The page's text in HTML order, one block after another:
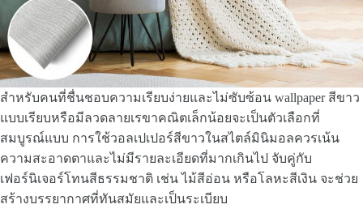
สำหรับคนที่ชื่นชอบความเรียบง่ายและไม่ซับซ้อน wallpaper สีขาว
แบบเรียบหรือมีลวดลายเรขาคณิตเล็กน้อยจะเป็นตัวเลือกที่
สมบูรณ์แบบ การใช้วอลเปเปอร์สีขาวในสไตล์มินิมอลควรเน้น
ความสะอาดตาและไม่มีรายละเอียดที่มากเกินไป จับคู่กับ
เฟอร์นิเจอร์โทนสีธรรมชาติ เช่น ไม้สีอ่อน หรือโลหะสีเงิน จะช่วย
สร้างบรรยากาศที่ทันสมัยและเป็นระเบียบ